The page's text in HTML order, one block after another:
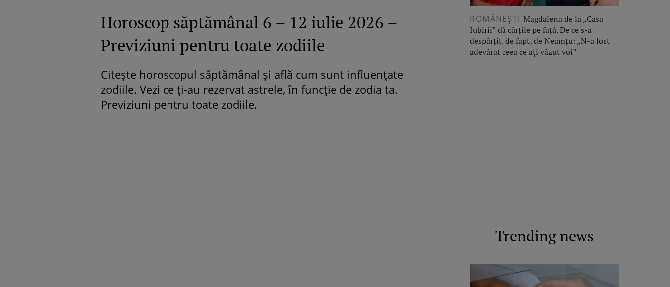
Horoscop săptămânal 6 – 12 iulie 2026 –
Previziuni pentru toate zodiile
Citește horoscopul săptămânal și află cum sunt influențate
zodiile. Vezi ce ți-au rezervat astrele, în funcție de zodia ta.
Previziuni pentru toate zodiile.
ROMÂNEŞTI Magdalena de la „Casa
Iubirii” dă cărțile pe față. De ce s-a
despărțit, de fapt, de Neamțu: „N-a fost
adevărat ceea ce ați văzut voi”
Trending news